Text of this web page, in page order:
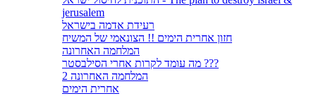
jerusalem
רעידת אדמה בישראל
חזון אחרית הימים !! הצונאמי של המשיח
המלחמה האחרונה
מה עומד לקרות אחרי הסילבסטר ???
המלחמה האחרונה 2
אחרית הימים